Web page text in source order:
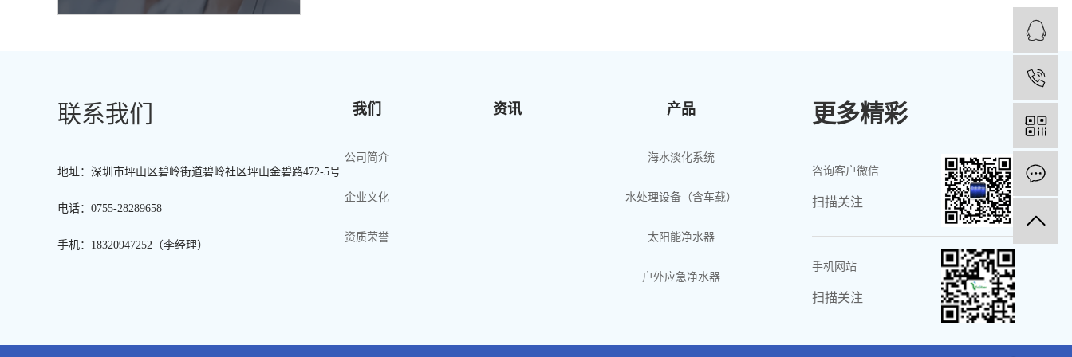
联系我们
地址：深圳市坪山区碧岭街道碧岭社区坪山金碧路472-5号
电话：0755-28289658
手机：18320947252（李经理）
我们
公司简介
企业文化
资质荣誉
资讯 产品
海水淡化系统
水处理设备（含车载）
太阳能净水器
户外应急净水器
更多精彩
咨询客户微信
扫描关注
手机网站
扫描关注